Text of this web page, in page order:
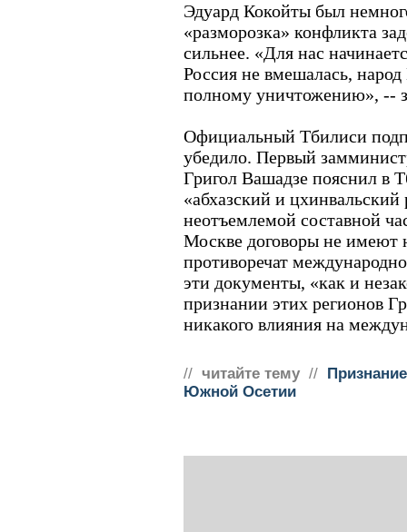
Эдуард Кокойты был
«разморозка» конфликта
сильнее. «Для нас
Россия не вмешалась,
полному уничтожению», --
Официальный Тбилиси
убедило. Первый
Григол Вашадзе пояснил в
«абхазский и
неотъемлемой составной
Москве договоры не имеют
противоречат
эти документы, «как и
признании этих регионов
никакого влияния на
// читайте тему //
Южной Осетии